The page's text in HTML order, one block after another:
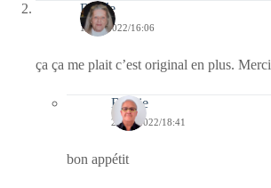
Renée
19/02/2022/16:06
ça ça me plait c’est original en plus. Merci
Bernie
25/02/2022/18:41
bon appétit